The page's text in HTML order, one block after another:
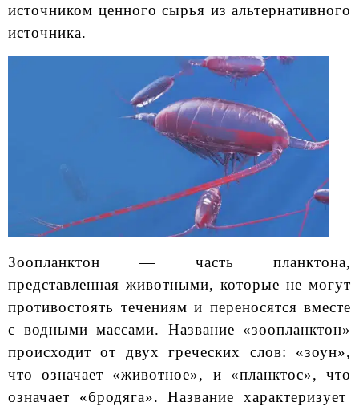
источником ценного сырья из альтернативного
источника.
Зоопланктон — часть планктона,
представленная животными, которые не могут
противостоять течениям и переносятся вместе
с водными массами. Название «зоопланктон»
происходит от двух греческих слов: «зоун»,
что означает «животное», и «планктос», что
означает «бродяга». Название характеризует